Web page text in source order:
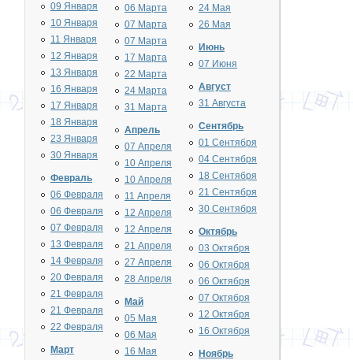
09 Января
10 Января
11 Января
12 Января
13 Января
16 Января
17 Января
18 Января
23 Января
30 Января
Февраль
06 Февраля
06 Февраля
07 Февраля
13 Февраля
14 Февраля
20 Февраля
21 Февраля
21 Февраля
22 Февраля
Март
06 Марта
07 Марта
07 Марта
17 Марта
22 Марта
24 Марта
31 Марта
Апрель
07 Апреля
10 Апреля
10 Апреля
11 Апреля
12 Апреля
12 Апреля
21 Апреля
27 Апреля
28 Апреля
Май
05 Мая
06 Мая
16 Мая
24 Мая
26 Мая
Июнь
07 Июня
Август
31 Августа
Сентябрь
01 Сентября
04 Сентября
18 Сентября
21 Сентября
30 Сентября
Октябрь
03 Октября
06 Октября
06 Октября
07 Октября
12 Октября
16 Октября
Ноябрь